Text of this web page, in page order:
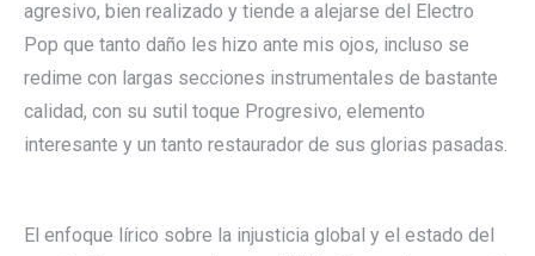
agresivo, bien realizado y tiende a alejarse del Electro
Pop que tanto daño les hizo ante mis ojos, incluso se
redime con largas secciones instrumentales de bastante
calidad, con su sutil toque Progresivo, elemento
interesante y un tanto restaurador de sus glorias pasadas.
El enfoque lírico sobre la injusticia global y el estado del